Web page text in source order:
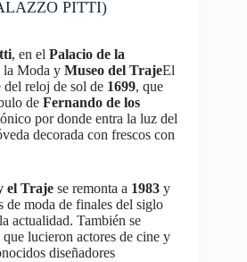
PITTI)
, en el Palacio de la
la Moda y Museo del TrajeEl
reloj de sol de 1699, que
de Fernando de los
por donde entra la luz del
decorada con frescos con
el Traje se remonta a 1983 y
de moda de finales del siglo
actualidad. También se
lucieron actores de cine y
diseñadores